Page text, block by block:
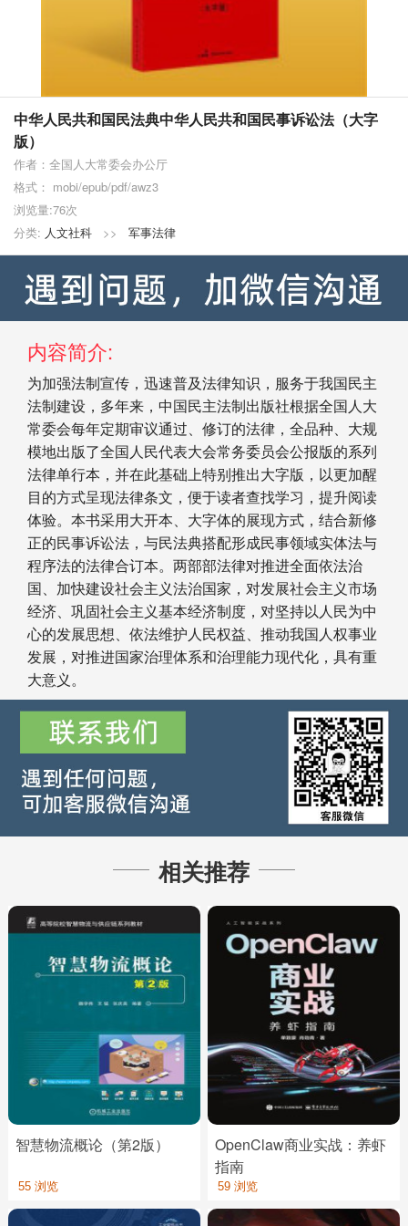
中华人民共和国民法典中华人民共和国民事诉讼法（大字
版）
作者：全国人大常委会办公厅
格式： mobi/epub/pdf/awz3
浏览量:76次
分类: 人文社科 >> 军事法律
内容简介:
为加强法制宣传，迅速普及法律知识，服务于我国民主
法制建设，多年来，中国民主法制出版社根据全国人大
常委会每年定期审议通过、修订的法律，全品种、大规
模地出版了全国人民代表大会常务委员会公报版的系列
法律单行本，并在此基础上特别推出大字版，以更加醒
目的方式呈现法律条文，便于读者查找学习，提升阅读
体验。本书采用大开本、大字体的展现方式，结合新修
正的民事诉讼法，与民法典搭配形成民事领域实体法与
程序法的法律合订本。两部部法律对推进全面依法治
国、加快建设社会主义法治国家，对发展社会主义市场
经济、巩固社会主义基本经济制度，对坚持以人民为中
心的发展思想、依法维护人民权益、推动我国人权事业
发展，对推进国家治理体系和治理能力现代化，具有重
大意义。
相关推荐
智慧物流概论（第2版）
55 浏览
OpenClaw商业实战：养虾
指南
59 浏览